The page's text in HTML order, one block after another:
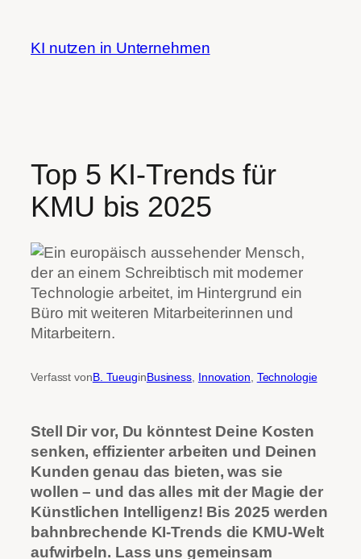
springen
KI nutzen in Unternehmen
Top 5 KI-Trends für
KMU bis 2025
Verfasst vonB. TueuginBusiness Innovation Technologie
Stell Dir vor, Du könntest Deine Kosten
senken, effizienter arbeiten und Deinen
Kunden genau das bieten, was sie
wollen – und das alles mit der Magie der
Künstlichen Intelligenz! Bis 2025 werden
bahnbrechende KI-Trends die KMU-Welt
aufwirbeln. Lass uns gemeinsam